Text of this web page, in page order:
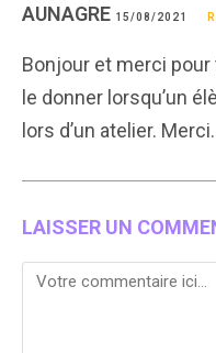
AUNAGRE 15/08/2021
Bonjour et merci
le donner lorsqu’un
lors d’un atelier. Merci.
LAISSER UN
Comment